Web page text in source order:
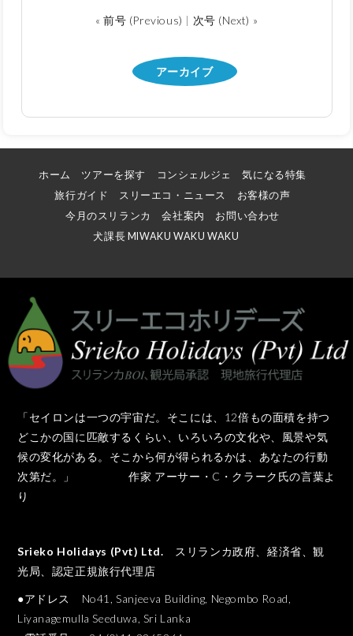
« 前号 (Previous) | 次号 (Next) »
アーカイブ
ホーム ツアーを探す コンシェルジェ
気になる特集
旅行ガイド
スリーエコ・ニュース
お客様の声
今月のスリランカ
会社案内
お問い合わせ
犬課長 MIWAKU WAKU WAKU
「セイロンは一つの宇宙だ。そこには、12倍もの面積を持つ
どこかの国に匹敵するくらい、いろいろの文化や、風景や気
候の変化がある。そこから何が得られるかは、あなたの行動
次第だ。」 作家 アーサー・C・クラーク氏の言葉よ
り
Srieko Holidays (Pvt) Ltd. スリランカ政府、経済省、観
光局、認定正規旅行代理店
●アドレス No41, Sanjeeva Building, Negombo Road,
Liyanagemulla Seeduwa, Sri Lanka